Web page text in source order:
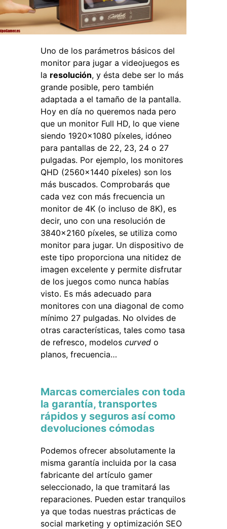
Uno de los parámetros básicos del
monitor para jugar a videojuegos es
la resolución, y ésta debe ser lo más
grande posible, pero también
adaptada a el tamaño de la pantalla.
Hoy en día no queremos nada pero
que un monitor Full HD, lo que viene
siendo 1920×1080 píxeles, idóneo
para pantallas de 22, 23, 24 o 27
pulgadas. Por ejemplo, los monitores
QHD (2560×1440 píxeles) son los
más buscados. Comprobarás que
cada vez con más frecuencia un
monitor de 4K (o incluso de 8K), es
decir, uno con una resolución de
3840×2160 píxeles, se utiliza como
monitor para jugar. Un dispositivo de
este tipo proporciona una nitidez de
imagen excelente y permite disfrutar
de los juegos como nunca habías
visto. Es más adecuado para
monitores con una diagonal de como
mínimo 27 pulgadas. No olvides de
otras características, tales como tasa
de refresco, modelos curved o
planos, frecuencia…
Marcas comerciales con toda
la garantía, transportes
rápidos y seguros así como
devoluciones cómodas
Podemos ofrecer absolutamente la
misma garantía incluida por la casa
fabricante del artículo gamer
seleccionado, la que tramitará las
reparaciones. Pueden estar tranquilos
ya que todas nuestras prácticas de
social marketing y optimización SEO